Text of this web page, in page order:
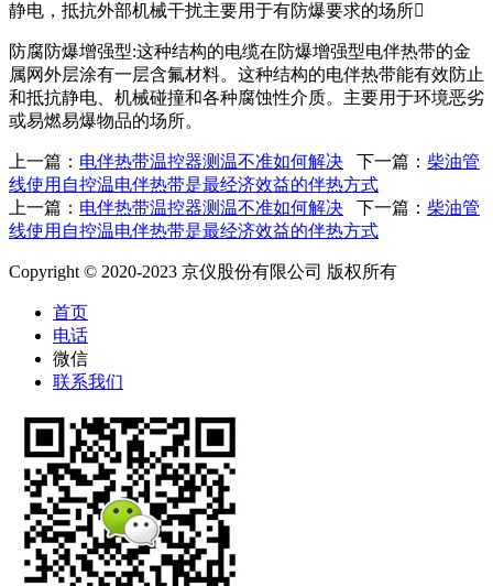
静电，抵抗外部机械干扰主要用于有防爆要求的场所
防腐防爆增强型:这种结构的电缆在防爆增强型电伴热带的金
属网外层涂有一层含氟材料。这种结构的电伴热带能有效防止
和抵抗静电、机械碰撞和各种腐蚀性介质。主要用于环境恶劣
或易燃易爆物品的场所。
上一篇： 电伴热带温控器测温不准如何解决 下一篇： 柴油管
线使用自控温电伴热带是最经济效益的伴热方式
上一篇： 电伴热带温控器测温不准如何解决 下一篇： 柴油管
线使用自控温电伴热带是最经济效益的伴热方式
Copyright © 2020-2023 京仪股份有限公司 版权所有
首页
电话
微信
联系我们